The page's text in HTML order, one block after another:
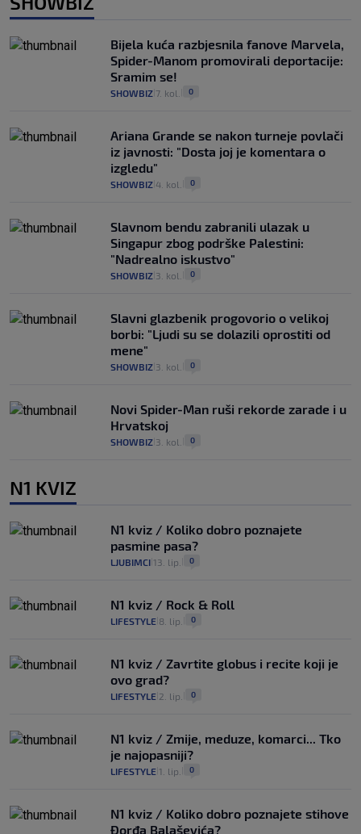
Bijela kuća razbjesnila fanove Marvela,
Spider-Manom promovirali deportacije:
Sramim se!
SHOWBIZ 7. kol. 0
Ariana Grande se nakon turneje povlači
iz javnosti: "Dosta joj je komentara o
izgledu"
SHOWBIZ 4. kol. 0
Slavnom bendu zabranili ulazak u
Singapur zbog podrške Palestini:
"Nadrealno iskustvo"
SHOWBIZ 3. kol. 0
Slavni glazbenik progovorio o velikoj
borbi: "Ljudi su se dolazili oprostiti od
mene"
SHOWBIZ 3. kol. 0
Novi Spider-Man ruši rekorde zarade i u
Hrvatskoj
SHOWBIZ 3. kol. 0
N1 KVIZ
N1 kviz / Koliko dobro poznajete
pasmine pasa?
LJUBIMCI 13. lip. 0
N1 kviz / Rock & Roll
LIFESTYLE 8. lip. 0
N1 kviz / Zavrtite globus i recite koji je
ovo grad?
LIFESTYLE 2. lip. 0
N1 kviz / Zmije, meduze, komarci... Tko
je najopasniji?
LIFESTYLE 1. lip. 0
N1 kviz / Koliko dobro poznajete stihove
Đorđa Balaševića?